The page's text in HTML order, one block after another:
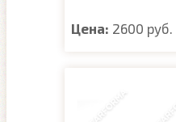
Цена: 2600 руб.